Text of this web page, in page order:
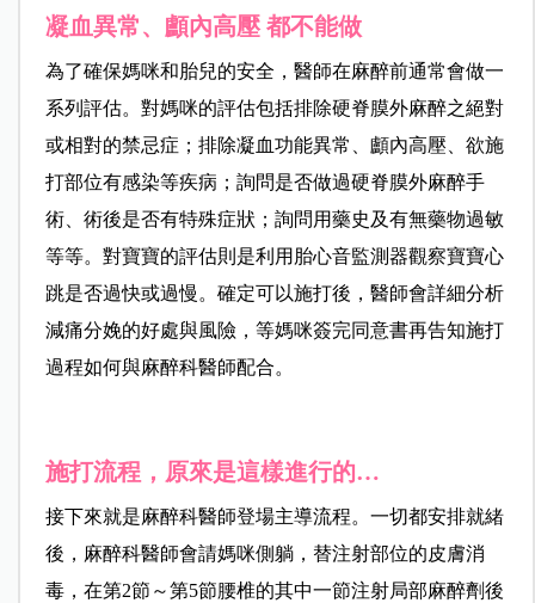
凝血異常、顱內高壓 都不能做
為了確保媽咪和胎兒的安全，醫師在麻醉前通常會做一
系列評估。對媽咪的評估包括排除硬脊膜外麻醉之絕對
或相對的禁忌症；排除凝血功能異常、顱內高壓、欲施
打部位有感染等疾病；詢問是否做過硬脊膜外麻醉手
術、術後是否有特殊症狀；詢問用藥史及有無藥物過敏
等等。對寶寶的評估則是利用 胎心音監測器觀察寶寶心
跳是否過快或過慢。確定可以施打後，醫師會詳細分析
減痛分娩的好處與風險，等媽咪簽完同意書再告知施打
過程如何與麻醉科醫師配合。
施打流程，原來是這樣進行的…
接下來就是麻醉科醫師登場主導流程。 一切都安排就緒
後，麻醉科醫師會請媽咪側躺，替注射部位的皮膚消
毒，在第2節～第5節腰椎的其中一節注射局部麻醉劑後